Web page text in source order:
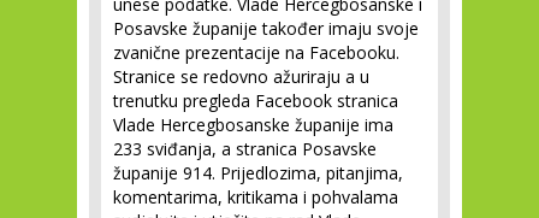
Posavske županije također imaju svoje
zvanične prezentacije na Facebooku.
Stranice se redovno ažuriraju a u
trenutku pregleda Facebook stranica
Vlade Hercegbosanske županije ima
233 sviđanja, a stranica Posavske
županije 914. Prijedlozima, pitanjima,
komentarima, kritikama i pohvalama